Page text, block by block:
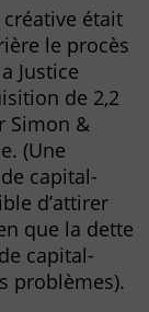
était
le procès
Justice
de 2,2
Simon &
(Une
capital-
d’attirer
que la dette
capital-
problèmes).